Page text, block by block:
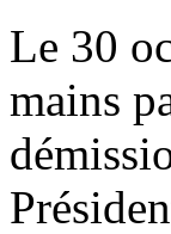
Le 30
mains